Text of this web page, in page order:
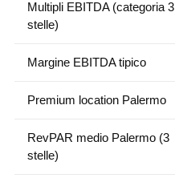
Multipli EBITDA (categoria 3
stelle)
Margine EBITDA tipico
Premium location Palermo
RevPAR medio Palermo (3
stelle)